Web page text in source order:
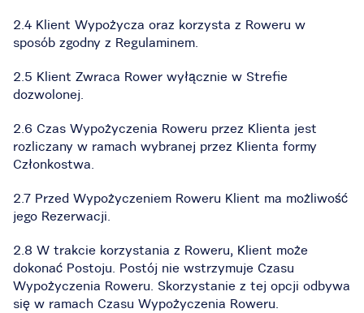
2.4 Klient Wypożycza oraz korzysta z Roweru w
sposób zgodny z Regulaminem.
2.5 Klient Zwraca Rower wyłącznie w Strefie
dozwolonej.
2.6 Czas Wypożyczenia Roweru przez Klienta jest
rozliczany w ramach wybranej przez Klienta formy
Członkostwa.
2.7 Przed Wypożyczeniem Roweru Klient ma możliwość
jego Rezerwacji.
2.8 W trakcie korzystania z Roweru, Klient może
dokonać Postoju. Postój nie wstrzymuje Czasu
Wypożyczenia Roweru. Skorzystanie z tej opcji odbywa
się w ramach Czasu Wypożyczenia Roweru.